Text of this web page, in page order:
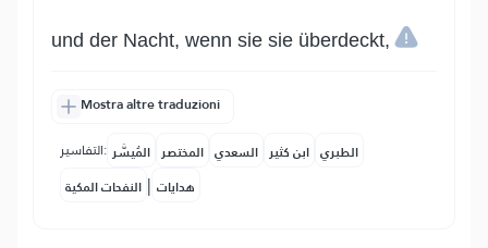
und der Nacht, wenn sie sie überdeckt,
Mostra altre traduzioni
التفاسير: المُيسَّر المختصر السعدي ابن كثير الطبري
النفحات المكية | هدايات